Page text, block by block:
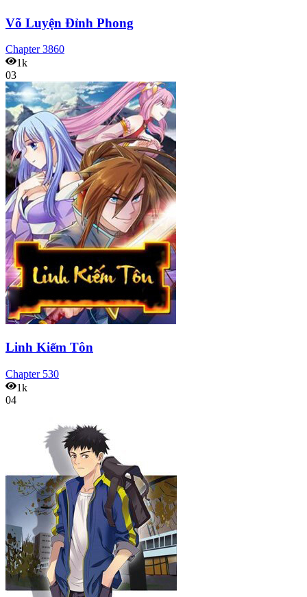
Võ Luyện Đỉnh Phong
Chapter3860
1k
03
Linh Kiếm Tôn
Chapter 530
1k
04